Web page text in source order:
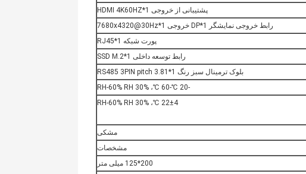
پشتیبانی از خروجی HDMI 4K60HZ*1
رابط خروجی نمایشگر DP*1 خروجی 7680x4320@30Hz*1
پورت شبکه RJ45*1
رابط توسعه داخلی SSD M.2*1
بلوک ترمینال سبز رنگ RS485 3PIN pitch 3.81*1
-20 ℃-60 ℃، 30% RH-60% RH
22±4 ℃، 30% RH-60% RH
مشکی
مشخصات
200*125 میلی متر